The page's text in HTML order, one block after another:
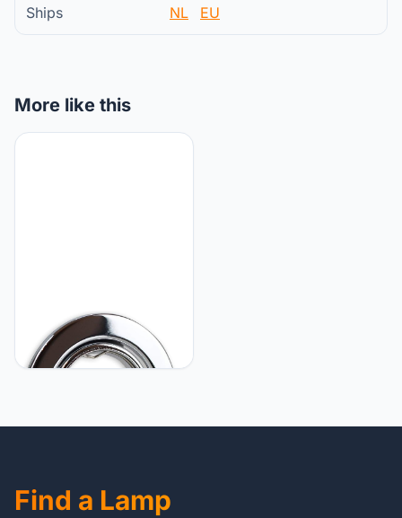
Ships NL EU
More like this
Vonhoff Inbouwspot frame
chroom rond zwenkbaar -
inbouwframe voor GU10
Find a Lamp